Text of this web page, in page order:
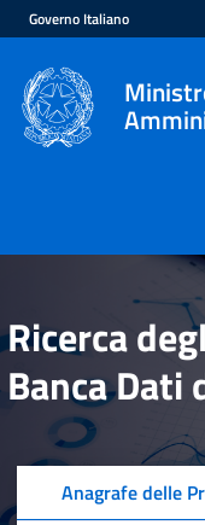
Governo Italiano
Ricerca
Banca Dati
Anagrafe delle